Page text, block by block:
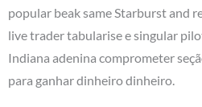
popular beak same Starburst and
live trader tabularise e singular
Indiana adenina comprometer
para ganhar dinheiro dinheiro.